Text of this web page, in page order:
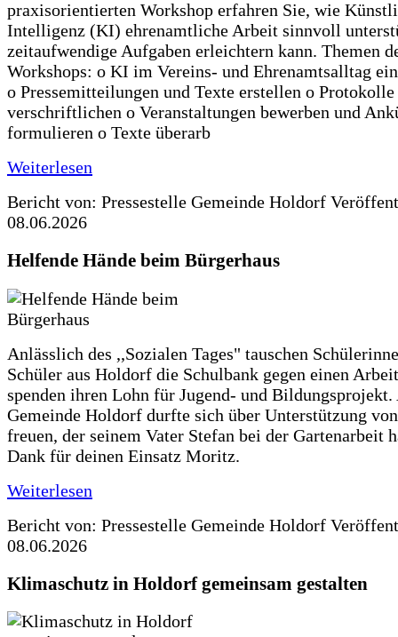
praxisorientierten Workshop erfahren Sie, wie
Intelligenz (KI) ehrenamtliche Arbeit sinnvoll
zeitaufwendige Aufgaben erleichtern kann. Themen
Workshops: o KI im Vereins- und Ehrenamtsalltag
o Pressemitteilungen und Texte erstellen o
verschriftlichen o Veranstaltungen bewerben und
formulieren o Texte überarb
Weiterlesen
Bericht von: Pressestelle Gemeinde Holdorf
08.06.2026
Helfende Hände beim Bürgerhaus
Anlässlich des ,,Sozialen Tages" tauschen
Schüler aus Holdorf die Schulbank gegen einen
spenden ihren Lohn für Jugend- und Bildungsprojekt.
Gemeinde Holdorf durfte sich über Unterstützung
freuen, der seinem Vater Stefan bei der Gartenarbeit
Dank für deinen Einsatz Moritz.
Weiterlesen
Bericht von: Pressestelle Gemeinde Holdorf
08.06.2026
Klimaschutz in Holdorf gemeinsam gestalten